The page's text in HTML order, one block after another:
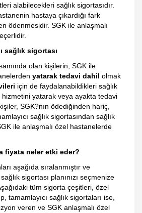
alabilecekleri sağlık sigortasıdır.
hastaya çıkardığı fark
ödenmesidir. SGK ile anlaşmalı
sağlık sigortası
olan kişilerin, SGK ile
yatarak tedavi dahil olmak
için de faydalanabildikleri sağlık
hizmetini yatarak veya ayakta tedavi
SGK?nın ödediğinden hariç,
sağlık sigortasından sağlık
ile anlaşmalı özel hastanelerde
fiyata neler etki eder?
aşağıda sıralanmıştır ve
sigortası planınızı seçmenize
tüm sigorta çeşitleri, özel
tamamlayıcı sağlık sigortaları ise,
veren ve SGK anlaşmalı özel